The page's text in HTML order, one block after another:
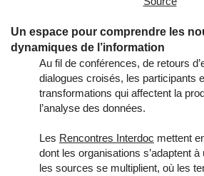
Un espace pour comprendre les
dynamiques de l’information
Au fil de conférences, de retours
dialogues croisés, les participants
transformations qui affectent la
l’analyse des données.
Les Rencontres Interdoc mettent
dont les organisations s’adaptent
les sources se multiplient, où les